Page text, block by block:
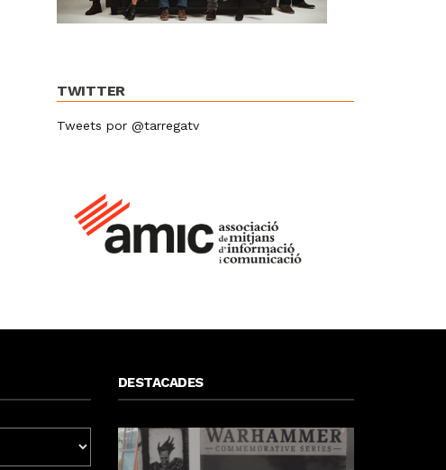
TWITTER
Tweets por @tarregatv
DESTACADES